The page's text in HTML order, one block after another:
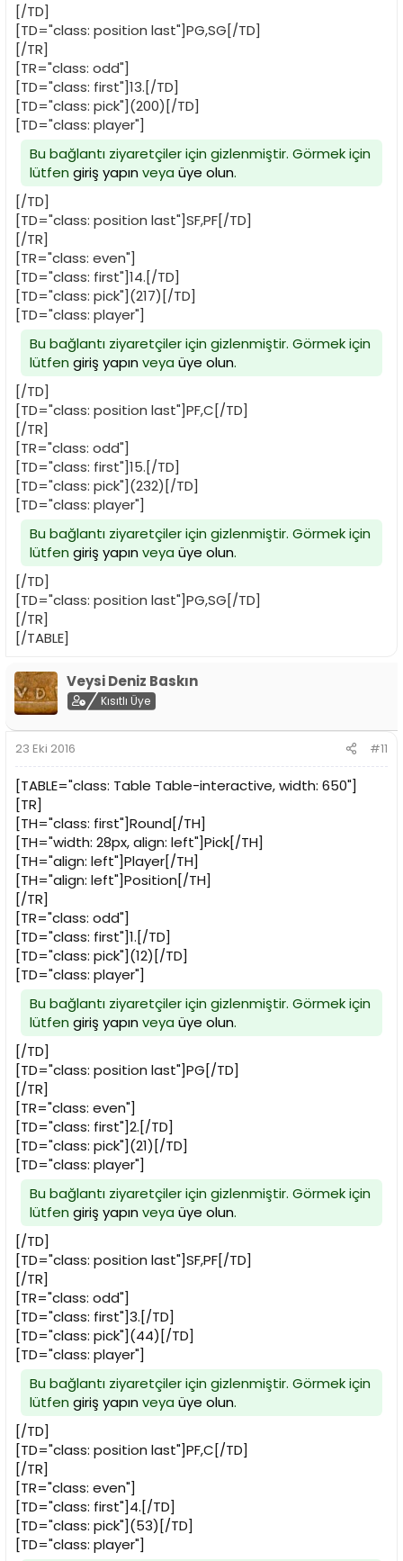
[/TD]
[TD="class: position last"]PG,SG[/TD]
[/TR]
[TR="class: odd"]
[TD="class: first"]13.[/TD]
[TD="class: pick"](200)[/TD]
[TD="class: player"]
Bu bağlantı ziyaretçiler için gizlenmiştir. Görmek için
lütfen giriş yapınveya üye olun.
[/TD]
[TD="class: position last"]SF,PF[/TD]
[/TR]
[TR="class: even"]
[TD="class: first"]14.[/TD]
[TD="class: pick"](217)[/TD]
[TD="class: player"]
Bu bağlantı ziyaretçiler için gizlenmiştir. Görmek için
lütfen giriş yapınveya üye olun.
[/TD]
[TD="class: position last"]PF,C[/TD]
[/TR]
[TR="class: odd"]
[TD="class: first"]15.[/TD]
[TD="class: pick"](232)[/TD]
[TD="class: player"]
Bu bağlantı ziyaretçiler için gizlenmiştir. Görmek için
lütfen giriş yapınveya üye olun.
[/TD]
[TD="class: position last"]PG,SG[/TD]
[/TR]
[/TABLE]
Veysi Deniz Baskın
Kısıtlı Üye
23 Eki 2016 #11
[TABLE="class: Table Table-interactive, width: 650"]
[TR]
[TH="class: first"]Round[/TH]
[TH="width: 28px, align: left"]Pick[/TH]
[TH="align: left"]Player[/TH]
[TH="align: left"]Position[/TH]
[/TR]
[TR="class: odd"]
[TD="class: first"]1.[/TD]
[TD="class: pick"](12)[/TD]
[TD="class: player"]
Bu bağlantı ziyaretçiler için gizlenmiştir. Görmek için
lütfen giriş yapınveya üye olun.
[/TD]
[TD="class: position last"]PG[/TD]
[/TR]
[TR="class: even"]
[TD="class: first"]2.[/TD]
[TD="class: pick"](21)[/TD]
[TD="class: player"]
Bu bağlantı ziyaretçiler için gizlenmiştir. Görmek için
lütfen giriş yapınveya üye olun.
[/TD]
[TD="class: position last"]SF,PF[/TD]
[/TR]
[TR="class: odd"]
[TD="class: first"]3.[/TD]
[TD="class: pick"](44)[/TD]
[TD="class: player"]
Bu bağlantı ziyaretçiler için gizlenmiştir. Görmek için
lütfen giriş yapınveya üye olun.
[/TD]
[TD="class: position last"]PF,C[/TD]
[/TR]
[TR="class: even"]
[TD="class: first"]4.[/TD]
[TD="class: pick"](53)[/TD]
[TD="class: player"]